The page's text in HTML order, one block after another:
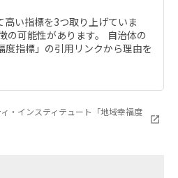
い指標を3つ取り上げていま
の可能性があります。 自治体の
度指標」の引用リンクから理由を
・インスティテュート「地域幸福度